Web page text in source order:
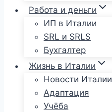
Работа и деньги
ИП в Италии
SRL и SRLS
Бухгалтер
Жизнь в Италии
Новости Италии
Адаптация
Учёба